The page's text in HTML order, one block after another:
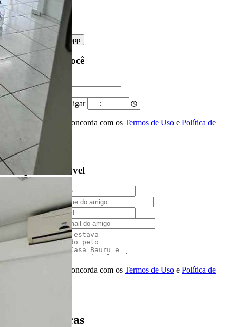
enviar mensagem
OU
converse pelo whatsapp
Ligamos para você
Telefone
Melhor horário para ligar
Ao ENVIAR você concorda com os Termos de Uso e Política de
Privacidade
Solicitar Ligação
Indique este imóvel
Nome do amigo
Seu e-mail
E-mail do amigo
Ao ENVIAR você concorda com os Termos de Uso e Política de
Características